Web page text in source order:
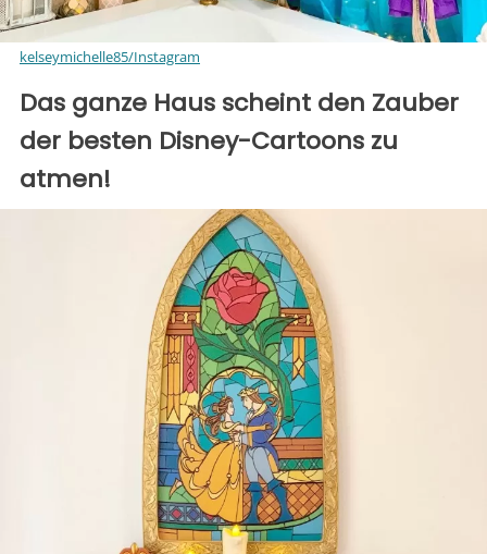
kelseymichelle85/Instagram
Das ganze Haus scheint den Zauber
der besten Disney-Cartoons zu
atmen!